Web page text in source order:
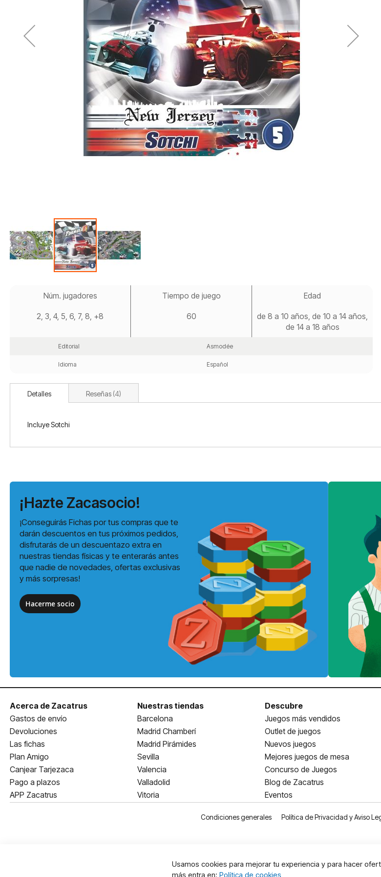
Núm. jugadores
2, 3, 4, 5, 6, 7, 8, +8
Tiempo de juego
60
Edad
de 8 a 10 años, de 10 a 14 años,
de 14 a 18 años
Editorial Asmodée
Idioma Español
Detalles
Incluye Sotchi
Reseñas 4
¡Hazte Zacasocio!
¡Conseguirás Fichas por tus compras que te
darán descuentos en tus próximos pedidos,
disfrutarás de un descuentazo extra en
nuestras tiendas físicas y te enterarás antes
que nadie de novedades, ofertas exclusivas
y más sorpresas!
Hacerme socio
Acerca de Zacatrus
Gastos de envío
Devoluciones
Las fichas
Plan Amigo
Canjear Tarjezaca
Pago a plazos
APP Zacatrus
Nuestras tiendas
Barcelona
Madrid Chamberí
Madrid Pirámides
Sevilla
Valencia
Valladolid
Vitoria
Descubre
Juegos más vendidos
Outlet de juegos
Nuevos juegos
Mejores juegos de mesa
Concurso de Juegos
Blog de Zacatrus
Eventos
Condiciones generales Política de Privacidad y Aviso
Usamos cookies para mejorar tu experiencia y para hacer
más entra en: Política de cookies